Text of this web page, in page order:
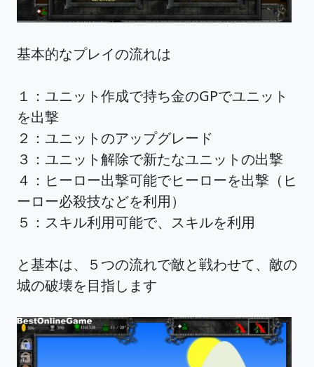
基本的なプレイの流れは
１：ユニット作成で持ち金のGPでユニット
を出撃
２：ユニットのアップグレード
３：ユニット解除で新たなユニットの出撃
４：ヒーロー出撃可能でヒーローを出撃（ヒ
ーロー必殺技などを利用）
５：スキル利用可能で、スキルを利用
と基本は、５つの流れで敵と戦わせて、敵の
城の破壊を目指します